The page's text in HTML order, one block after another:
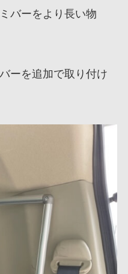
バーをより長い物
ーを追加で取り付け